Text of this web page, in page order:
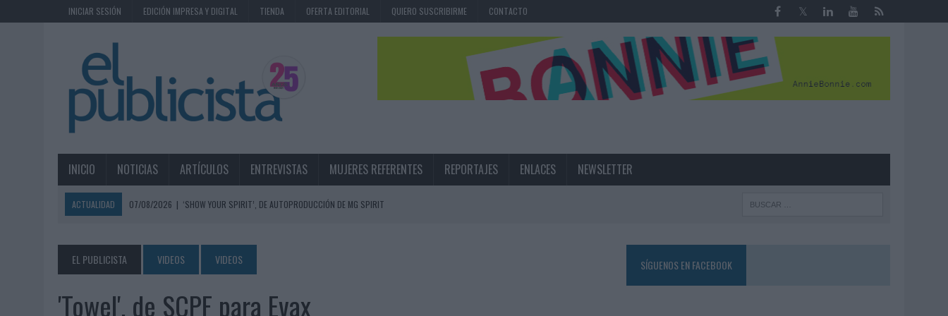
INICIAR SESIÓN EDICIÓN IMPRESA Y DIGITAL TIENDA OFERTA EDITORIAL QUIERO SUSCRIBIRME CONTACTO
INICIO NOTICIAS ARTÍCULOS ENTREVISTAS MUJERES REFERENTES REPORTAJES ENLACES NEWSLETTER
ACTUALIDAD 07/08/2026 | ‘SHOW YOUR SPIRIT’, DE AUTOPRODUCCIÓN DE MG SPIRIT
07/08/2026 | MG SPIRIT RELANZA SU MARCA CON UNA ESTRATEGIA 360º CENTRADA EN EL ORIGEN BARCELONÉS
07/08/2026 |
PATRÓN CONVIERTE EL NUEVO SINGLE DE ARÓN PIPER EN UNA EXPERIENCIA DE MARCA EN IBIZA
EL PUBLICISTA VIDEOS VIDEOS
'Towel', de SCPF para Evax
SÍGUENOS EN FACEBOOK